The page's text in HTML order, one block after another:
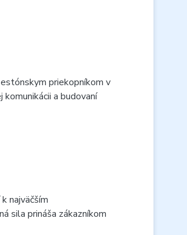
priekopníkom v
a budovaní
najväčším
sila prináša zákazníkom